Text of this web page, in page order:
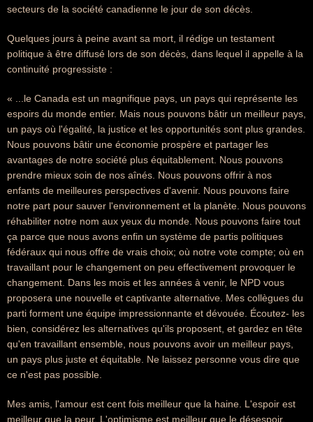
secteurs de la société canadienne le jour de son décès.
Quelques jours à peine avant sa mort, il rédige un testament
politique à être diffusé lors de son décès, dans lequel il appelle à la
continuité progressiste :
« ...le Canada est un magnifique pays, un pays qui représente les
espoirs du monde entier. Mais nous pouvons bâtir un meilleur pays,
un pays où l'égalité, la justice et les opportunités sont plus grandes.
Nous pouvons bâtir une économie prospère et partager les
avantages de notre société plus équitablement. Nous pouvons
prendre mieux soin de nos aînés. Nous pouvons offrir à nos
enfants de meilleures perspectives d'avenir. Nous pouvons faire
notre part pour sauver l'environnement et la planète. Nous pouvons
réhabiliter notre nom aux yeux du monde. Nous pouvons faire tout
ça parce que nous avons enfin un système de partis politiques
fédéraux qui nous offre de vrais choix; où notre vote compte; où en
travaillant pour le changement on peu effectivement provoquer le
changement. Dans les mois et les années à venir, le NPD vous
proposera une nouvelle et captivante alternative. Mes collègues du
parti forment une équipe impressionnante et dévouée. Écoutez- les
bien, considérez les alternatives qu'ils proposent, et gardez en tête
qu'en travaillant ensemble, nous pouvons avoir un meilleur pays,
un pays plus juste et équitable. Ne laissez personne vous dire que
ce n'est pas possible.
Mes amis, l'amour est cent fois meilleur que la haine. L'espoir est
meilleur que la peur. L'optimisme est meilleur que le désespoir.